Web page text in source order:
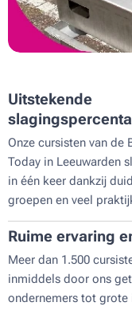
Uitstekende
Onze cursisten van de
Today in Leeuwarden
in één keer dankzij
groepen en veel
Ruime ervaring
Meer dan 1.500
inmiddels door ons
ondernemers tot grote